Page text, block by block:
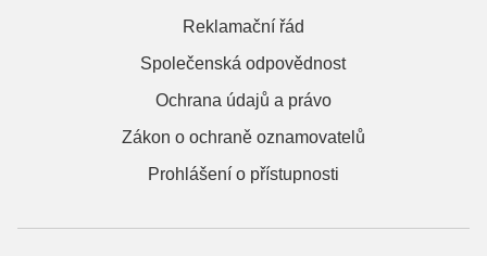
Reklamační řád
Společenská odpovědnost
Ochrana údajů a právo
Zákon o ochraně oznamovatelů
Prohlášení o přístupnosti